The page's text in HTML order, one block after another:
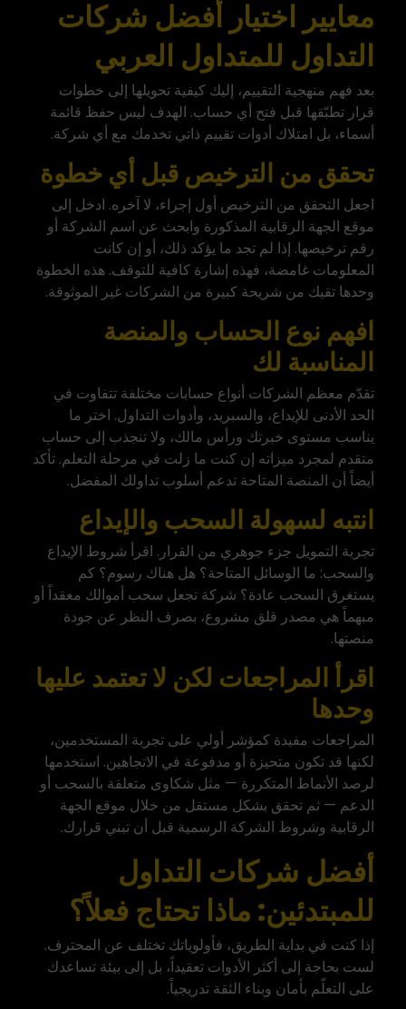
معايير اختيار أفضل شركات
التداول للمتداول العربي
بعد فهم منهجية التقييم، إليك كيفية تحويلها إلى خطوات
قرار تطبّقها قبل فتح أي حساب. الهدف ليس حفظ قائمة
أسماء، بل امتلاك أدوات تقييم ذاتي تخدمك مع أي شركة.
تحقق من الترخيص قبل أي خطوة
اجعل التحقق من الترخيص أول إجراء، لا آخره. ادخل إلى
موقع الجهة الرقابية المذكورة وابحث عن اسم الشركة أو
رقم ترخيصها. إذا لم تجد ما يؤكد ذلك، أو إن كانت
المعلومات غامضة، فهذه إشارة كافية للتوقف. هذه الخطوة
وحدها تقيك من شريحة كبيرة من الشركات غير الموثوقة.
افهم نوع الحساب والمنصة
المناسبة لك
تقدّم معظم الشركات أنواع حسابات مختلفة تتفاوت في
الحد الأدنى للإيداع، والسبريد، وأدوات التداول. اختر ما
يناسب مستوى خبرتك ورأس مالك، ولا تنجذب إلى حساب
متقدم لمجرد ميزاته إن كنت ما زلت في مرحلة التعلم. تأكد
أيضاً أن المنصة المتاحة تدعم أسلوب تداولك المفضل.
انتبه لسهولة السحب والإيداع
تجربة التمويل جزء جوهري من القرار. اقرأ شروط الإيداع
والسحب: ما الوسائل المتاحة؟ هل هناك رسوم؟ كم
يستغرق السحب عادة؟ شركة تجعل سحب أموالك معقداً أو
مبهماً هي مصدر قلق مشروع، بصرف النظر عن جودة
منصتها.
اقرأ المراجعات لكن لا تعتمد عليها
وحدها
المراجعات مفيدة كمؤشر أولي على تجربة المستخدمين،
لكنها قد تكون متحيزة أو مدفوعة في الاتجاهين. استخدمها
لرصد الأنماط المتكررة — مثل شكاوى متعلقة بالسحب أو
الدعم — ثم تحقق بشكل مستقل من خلال موقع الجهة
الرقابية وشروط الشركة الرسمية قبل أن تبني قرارك.
أفضل شركات التداول
للمبتدئين: ماذا تحتاج فعلاً؟
إذا كنت في بداية الطريق، فأولوياتك تختلف عن المحترف.
لست بحاجة إلى أكثر الأدوات تعقيداً، بل إلى بيئة تساعدك
على التعلّم بأمان وبناء الثقة تدريجياً.